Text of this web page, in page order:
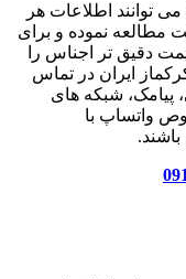
توانند اطلاعات هر
نموده و برای
دقیق تر اجناس را
ایران در تماس
پیامک، شبکه های
واتساپ با